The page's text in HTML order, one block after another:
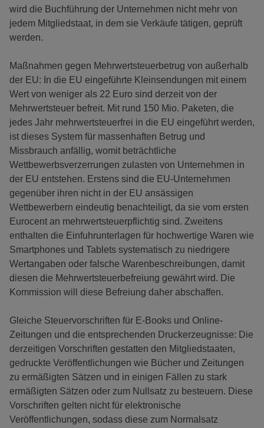
wird die Buchführung der Unternehmen nicht mehr von
jedem Mitgliedstaat, in dem sie Verkäufe tätigen, geprüft
werden.
Maßnahmen gegen Mehrwertsteuerbetrug von außerhalb
der EU: In die EU eingeführte Kleinsendungen mit einem
Wert von weniger als 22 Euro sind derzeit von der
Mehrwertsteuer befreit. Mit rund 150 Mio. Paketen, die
jedes Jahr mehrwertsteuerfrei in die EU eingeführt werden,
ist dieses System für massenhaften Betrug und
Missbrauch anfällig, womit beträchtliche
Wettbewerbsverzerrungen zulasten von Unternehmen in
der EU entstehen. Erstens sind die EU-Unternehmen
gegenüber ihren nicht in der EU ansässigen
Wettbewerbern eindeutig benachteiligt, da sie vom ersten
Eurocent an mehrwertsteuerpflichtig sind. Zweitens
enthalten die Einfuhrunterlagen für hochwertige Waren wie
Smartphones und Tablets systematisch zu niedrigere
Wertangaben oder falsche Warenbeschreibungen, damit
diesen die Mehrwertsteuerbefreiung gewährt wird. Die
Kommission will diese Befreiung daher abschaffen.
Gleiche Steuervorschriften für E-Books und Online-
Zeitungen und die entsprechenden Druckerzeugnisse: Die
derzeitigen Vorschriften gestatten den Mitgliedstaaten,
gedruckte Veröffentlichungen wie Bücher und Zeitungen
zu ermäßigten Sätzen und in einigen Fällen zu stark
ermäßigten Sätzen oder zum Nullsatz zu besteuern. Diese
Vorschriften gelten nicht für elektronische
Veröffentlichungen, sodass diese zum Normalsatz